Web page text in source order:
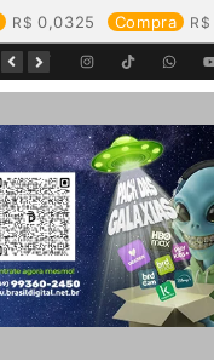
0,0325 Compra
Começa o Festival Peixes da Amazônia na Estrada de Ferro Madeira-Mamoré